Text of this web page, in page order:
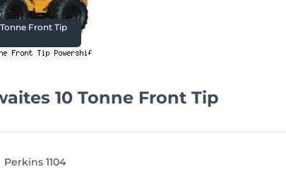
Front Tip
10 Tonne Front Tip
Perkins 1104